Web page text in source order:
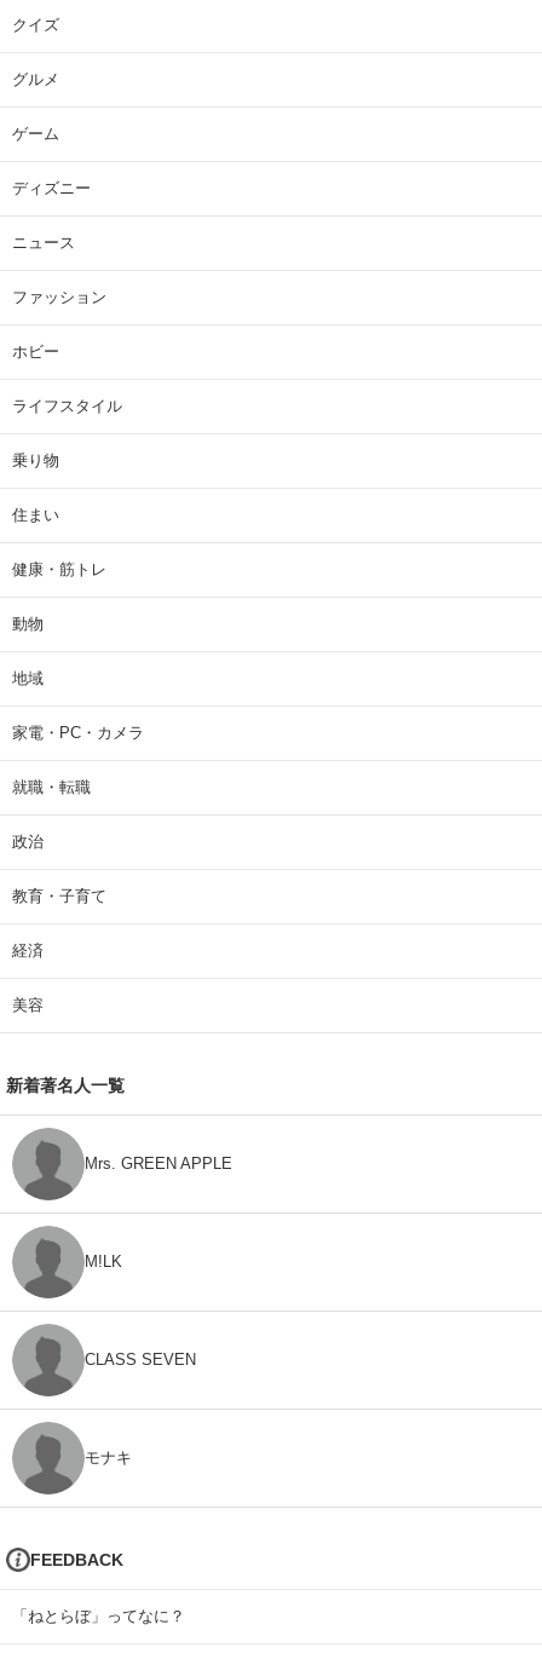
クイズ
グルメ
ゲーム
ディズニー
ニュース
ファッション
ホビー
ライフスタイル
乗り物
住まい
健康・筋トレ
動物
地域
家電・PC・カメラ
就職・転職
政治
教育・子育て
経済
美容
新着著名人一覧
Mrs. GREEN APPLE
M!LK
CLASS SEVEN
モナキ
FEEDBACK
「ねとらぼ」ってなに？